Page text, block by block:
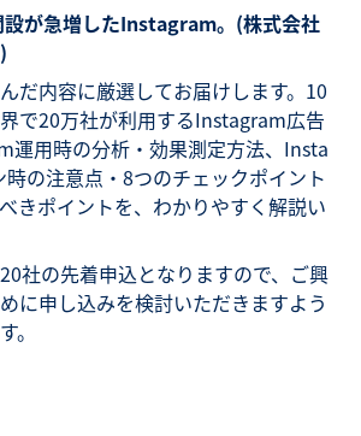
が急増したInstagram。(株式会社
だ内容に厳選してお届けします。10
で20万社が利用するInstagram広告
運用時の分析・効果測定方法、Insta
の注意点・8つのチェックポイント
きポイントを、わかりやすく解説い
社の先着申込となりますので、ご興
に申し込みを検討いただきますよう
。